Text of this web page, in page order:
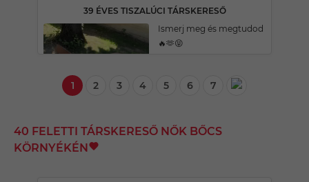
39 ÉVES TISZALÚCI TÁRSKERESŐ
Ismerj meg és megtudod
🔥🫶😝
1 2 3 4 5 6 7
40 FELETTI TÁRSKERESŐ NŐK BŐCS
KÖRNYÉKÉN